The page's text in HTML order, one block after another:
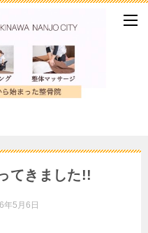
てきました!!
年5月6日